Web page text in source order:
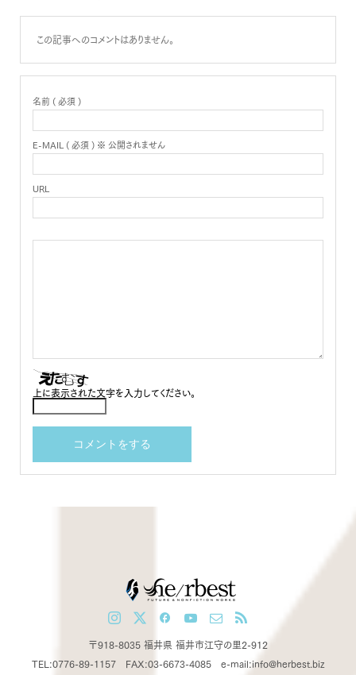
この記事へのコメントはありません。
名前 ( 必須 )
E-MAIL ( 必須 ) ※ 公開されません
URL
上に表示された文字を入力してください。
〒918-8035 福井県 福井市江守の里2-912
TEL:0776-89-1157 FAX:03-6673-4085 e-mail:info@herbest.biz